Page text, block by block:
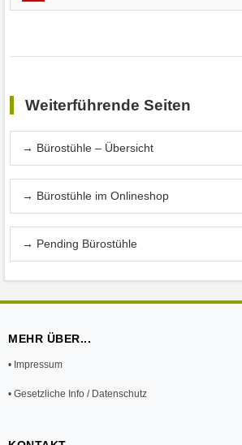
Weiterführende Seiten
→ Bürostühle – Übersicht
→ Bürostühle im Onlineshop
→ Pending Bürostühle
MEHR ÜBER...
• Impressum
• Gesetzliche Info / Datenschutz